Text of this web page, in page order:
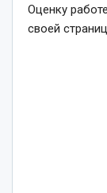
Оценку
своей